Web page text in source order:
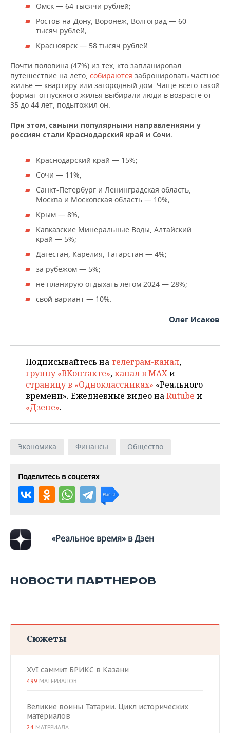
Омск — 64 тысячи рублей;
Ростов-на-Дону, Воронеж, Волгоград — 60
тысяч рублей;
Красноярск — 58 тысяч рублей.
Почти половина (47%) из тех, кто запланировал
путешествие на лето, собираются забронировать частное
жилье — квартиру или загородный дом. Чаще всего такой
формат отпускного жилья выбирали люди в возрасте от
35 до 44 лет, подытожил он.
При этом, самыми популярными направлениями у
россиян стали Краснодарский край и Сочи.
Краснодарский край — 15%;
Сочи — 11%;
Санкт-Петербург и Ленинградская область,
Москва и Московская область — 10%;
Крым — 8%;
Кавказские Минеральные Воды, Алтайский
край — 5%;
Дагестан, Карелия, Татарстан — 4%;
за рубежом — 5%;
не планирую отдыхать летом 2024 — 28%;
свой вариант — 10%.
Олег Исаков
Подписывайтесь на телеграм-канал,
группу «ВКонтакте»,канал в MAXи
страницу в «Одноклассниках» «Реального
времени». Ежедневные видео наRutube и
«Дзене».
Экономика Финансы Общество
Поделитесь в соцсетях
«Реальное время» в Дзен
НОВОСТИ ПАРТНЕРОВ
Сюжеты
XVI саммит БРИКС в Казани
499 МАТЕРИАЛОВ
Великие воины Татарии. Цикл исторических
материалов
24 МАТЕРИАЛА